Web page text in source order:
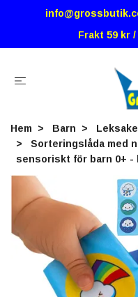
Frakt 59 kr
Hem Barn
Sorteringslåda med
sensoriskt för barn 0+ -